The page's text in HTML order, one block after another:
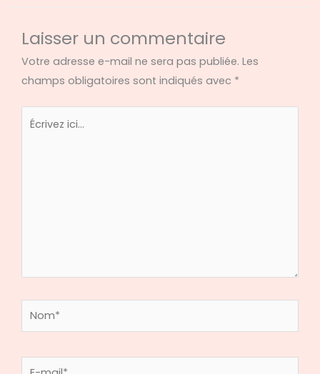
Laisser un commentaire
Votre adresse e-mail ne sera pas publiée. Les
champs obligatoires sont indiqués avec *
Écrivez
E-